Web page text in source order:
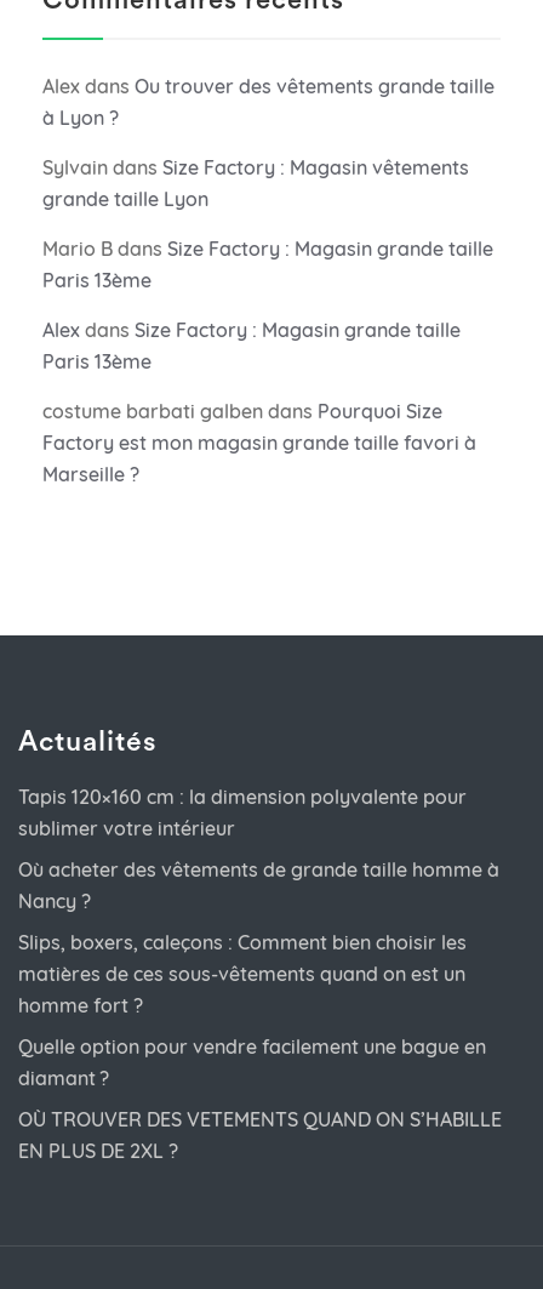
Alex dans Ou trouver des vêtements grande taille
à Lyon ?
Sylvain dans Size Factory : Magasin vêtements
grande taille Lyon
Mario B dans Size Factory : Magasin grande taille
Paris 13ème
Alex dans Size Factory : Magasin grande taille
Paris 13ème
costume barbati galben dans Pourquoi Size
Factory est mon magasin grande taille favori à
Marseille ?
Actualités
Tapis 120×160 cm : la dimension polyvalente pour
sublimer votre intérieur
Où acheter des vêtements de grande taille homme à
Nancy ?
Slips, boxers, caleçons : Comment bien choisir les
matières de ces sous-vêtements quand on est un
homme fort ?
Quelle option pour vendre facilement une bague en
diamant ?
OÙ TROUVER DES VETEMENTS QUAND ON S’HABILLE
EN PLUS DE 2XL ?